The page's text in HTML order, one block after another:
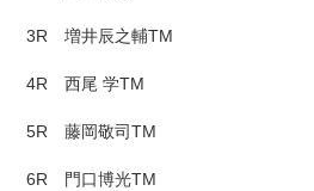
3R 増井辰之輔TM
4R 西尾 学TM
5R 藤岡敬司TM
6R 門口博光TM